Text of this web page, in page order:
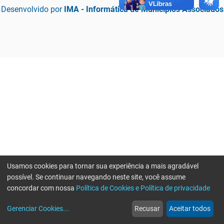
Desenvolvido por IMA - Informática de Municípios Associados
web
Notícias
more_horiz
Mais
Usamos cookies para tornar sua experiência a mais agradável
possível. Se continuar navegando neste site, você assume
concordar com nossa Política de Cookies e Política de privacidade
Gerenciar Cookies... Recusar Aceitar todos
Erro ao enviar informações, por favor tente novamente